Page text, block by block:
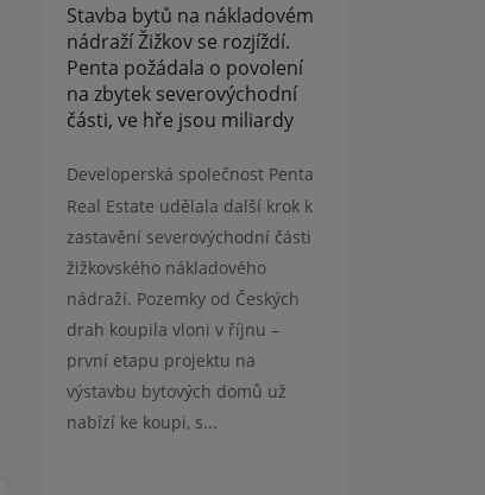
Stavba bytů na nákladovém
nádraží Žižkov se rozjíždí.
Penta požádala o povolení
na zbytek severovýchodní
části, ve hře jsou miliardy
Developerská společnost Penta
Real Estate udělala další krok k
zastavění severovýchodní části
žižkovského nákladového
nádraží. Pozemky od Českých
drah koupila vloni v říjnu –
první etapu projektu na
výstavbu bytových domů už
nabízí ke koupi, s...